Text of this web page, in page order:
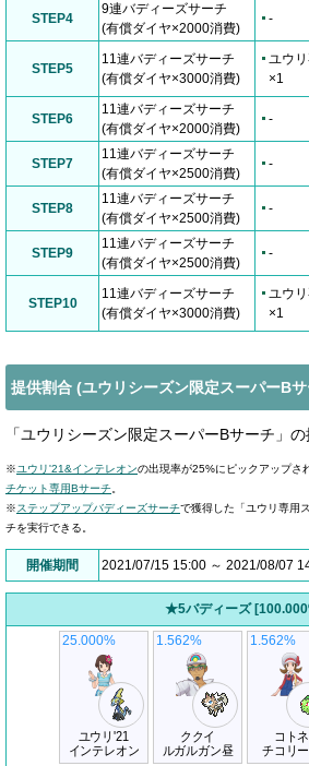
STEP4
9連バディーズサーチ
(有償ダイヤ×2000消費)
-
STEP5
11連バディーズサーチ
(有償ダイヤ×3000消費)
ユウ
×1
STEP6
11連バディーズサーチ
(有償ダイヤ×2000消費)
-
STEP7
11連バディーズサーチ
(有償ダイヤ×2500消費)
-
STEP8
11連バディーズサーチ
(有償ダイヤ×2500消費)
-
STEP9
11連バディーズサーチ
(有償ダイヤ×2500消費)
-
STEP10
11連バディーズサーチ
(有償ダイヤ×3000消費)
ユウ
×1
提供割合 (ユウリシーズン限定スーパーB
「ユウリシーズン限定スーパーBサーチ」の
※ユウリ'21&インテレオンの出現率が25%にピックアップ
チケット専用Bサーチ
※ステップアップバディーズサーチで獲得した「ユウリ専用
チを実行できる。
開催期間 2021/07/15 15:00 ～ 2021/08/07
★5バディーズ
ユウリ'21
インテレオン
25.000%
ククイ
ルガルガン昼
1.562%
コトネ
チコリ
1.562%